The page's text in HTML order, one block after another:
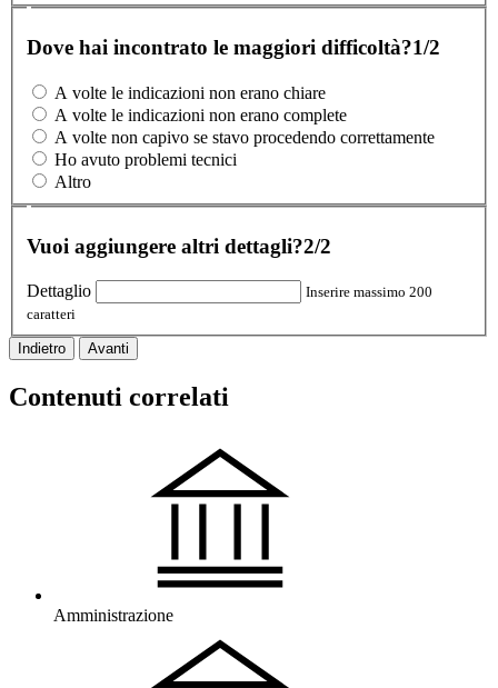
Dove hai incontrato le maggiori difficoltà?1/2
A volte le indicazioni non erano chiare
A volte le indicazioni non erano complete
A volte non capivo se stavo procedendo correttamente
Ho avuto problemi tecnici
Altro
Vuoi aggiungere altri dettagli?2/2
Dettaglio
Inserire massimo 200
caratteri
Indietro Avanti
Contenuti correlati
Amministrazione